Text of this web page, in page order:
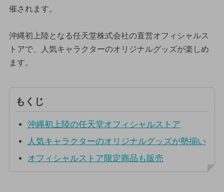
催されます。
沖縄初上陸となる任天堂株式会社の直営オフィシャルス
トアで、人気キャラクターのオリジナルグッズが楽しめ
ます。
もくじ
沖縄初上陸の任天堂オフィシャルストア
人気キャラクターのオリジナルグッズが勢揃い
オフィシャルストア限定商品も販売